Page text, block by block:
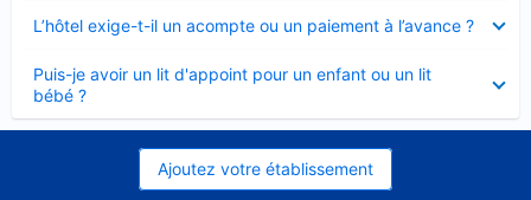
L’hôtel exige-t-il un acompte ou un paiement à l’avance ?
fermé
Puis-je avoir un lit d'appoint pour un enfant ou un lit
bébé ?
fermé
Ajoutez votre établissement